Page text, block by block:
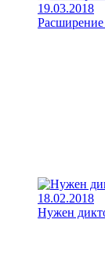
19.03.2018
Расширение
18.02.2018
Нужен